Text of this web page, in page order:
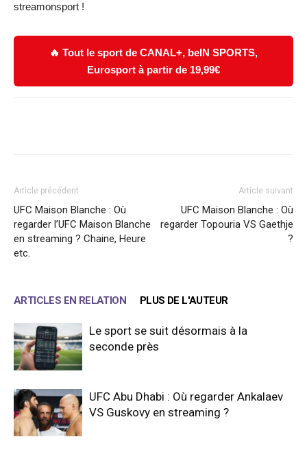
streamonsport !
🔥 Tout le sport de CANAL+, beIN SPORTS,
Eurosport à partir de 19,99€
Article précédent
UFC Maison Blanche : Où
regarder l’UFC Maison Blanche
en streaming ? Chaine, Heure
etc.
Article suivant
UFC Maison Blanche : Où
regarder Topouria VS Gaethje
?
ARTICLES EN RELATION PLUS DE L'AUTEUR
Le sport se suit désormais à la
seconde près
UFC Abu Dhabi : Où regarder Ankalaev
VS Guskovy en streaming ?